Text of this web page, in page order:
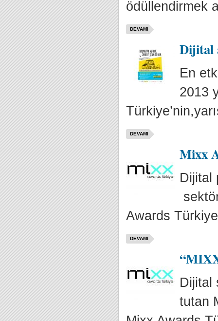
ödüllendirmek
DEVAMI
Dijital
En
2013
DEVAMI
Mixx
Dijital
Awards
DEVAMI
Dijital
tutan